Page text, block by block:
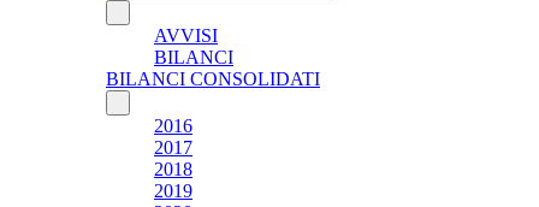
AVVISI
BILANCI
BILANCI CONSOLIDATI
2016
2017
2018
2019